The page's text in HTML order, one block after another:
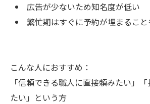
広告が少ないため知名度が低い
繁忙期はすぐに予約が埋まること
こんな人におすすめ：
「信頼できる職人に直接頼みたい」
たい」という方